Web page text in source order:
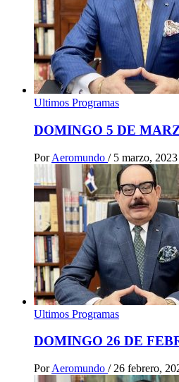
Ultimos Programas
DOMINGO 5 DE
Por Aeromundo / 5 marzo, 2023
Ultimos Programas
DOMINGO 26 DE
Por Aeromundo / 26 febrero,